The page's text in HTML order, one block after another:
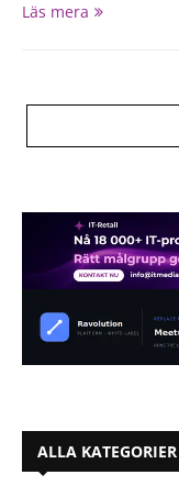
Läs mera
ALLA KATEGORIER